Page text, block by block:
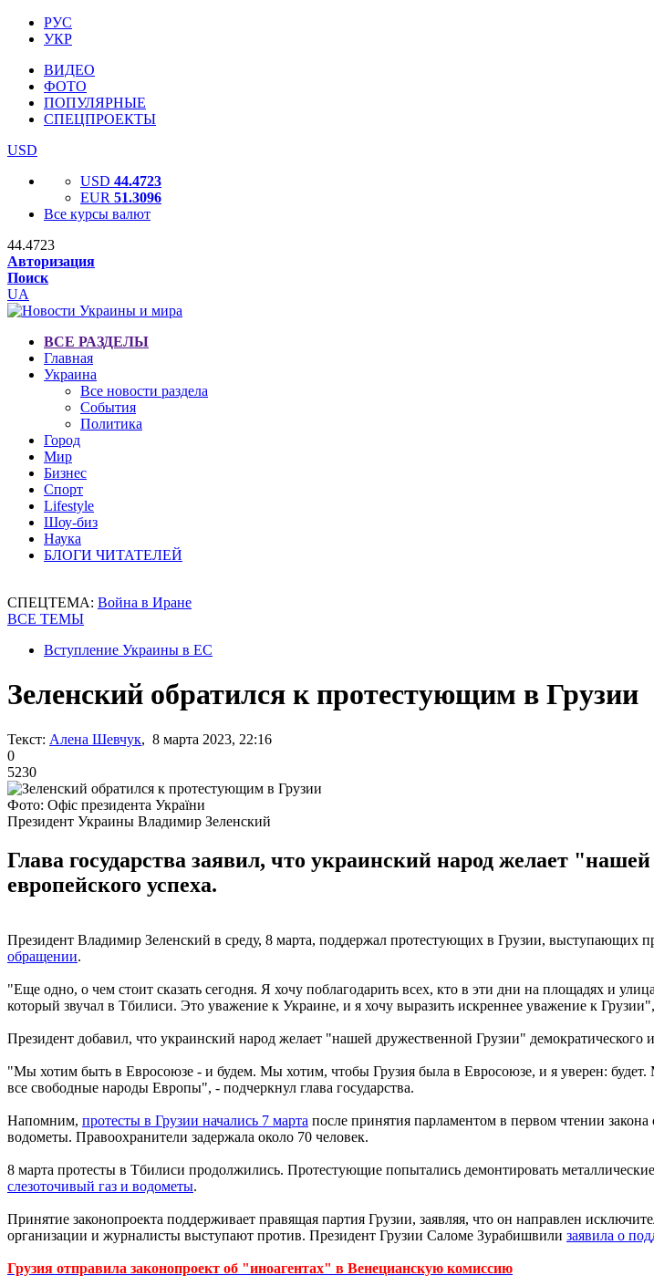
РУС
УКР
ВИДЕО
ФОТО
ПОПУЛЯРНЫЕ
СПЕЦПРОЕКТЫ
USD
USD 44.4723
EUR 51.3096
Все курсы валют
44.4723
Авторизация
Поиск
UA
ВСЕ РАЗДЕЛЫ
Главная
Украина
Все новости раздела
События
Политика
Город
Мир
Бизнес
Спорт
Lifestyle
Шоу-биз
Наука
БЛОГИ ЧИТАТЕЛЕЙ
СПЕЦТЕМА: Война в Иране
ВСЕ ТЕМЫ
Вступление Украины в ЕС
Зеленский обратился к протестующим в Грузии
Текст: Алена Шевчук, 8 марта 2023, 22:16
0
5230
Фото: Офіс президента України
Президент Украины Владимир Зеленский
Глава государства заявил, что украинский народ желает
европейского успеха.
Президент Владимир Зеленский в среду, 8 марта, поддержал протестующих в Грузии, выступающих
обращении.
"Еще одно, о чем стоит сказать сегодня. Я хочу поблагодарить всех, кто в эти дни на площадях и
который звучал в Тбилиси. Это уважение к Украине, и я хочу выразить искреннее уважение к
Президент добавил, что украинский народ желает "нашей дружественной Грузии" демократического
"Мы хотим быть в Евросоюзе - и будем. Мы хотим, чтобы Грузия была в Евросоюзе, и я уверен:
все свободные народы Европы", - подчеркнул глава государства.
Напомним, протесты в Грузии начались 7 марта после принятия парламентом в первом чтении
водометы. Правоохранители задержала около 70 человек.
8 марта протесты в Тбилиси продолжились. Протестующие попытались демонтировать
слезоточивый газ и водометы.
Принятие законопроекта поддерживает правящая партия Грузии, заявляя, что он направлен
организации и журналисты выступают против. Президент Грузии Саломе Зурабишвили заявила о
Грузия отправила законопроект об "иноагентах" в Венецианскую комиссию